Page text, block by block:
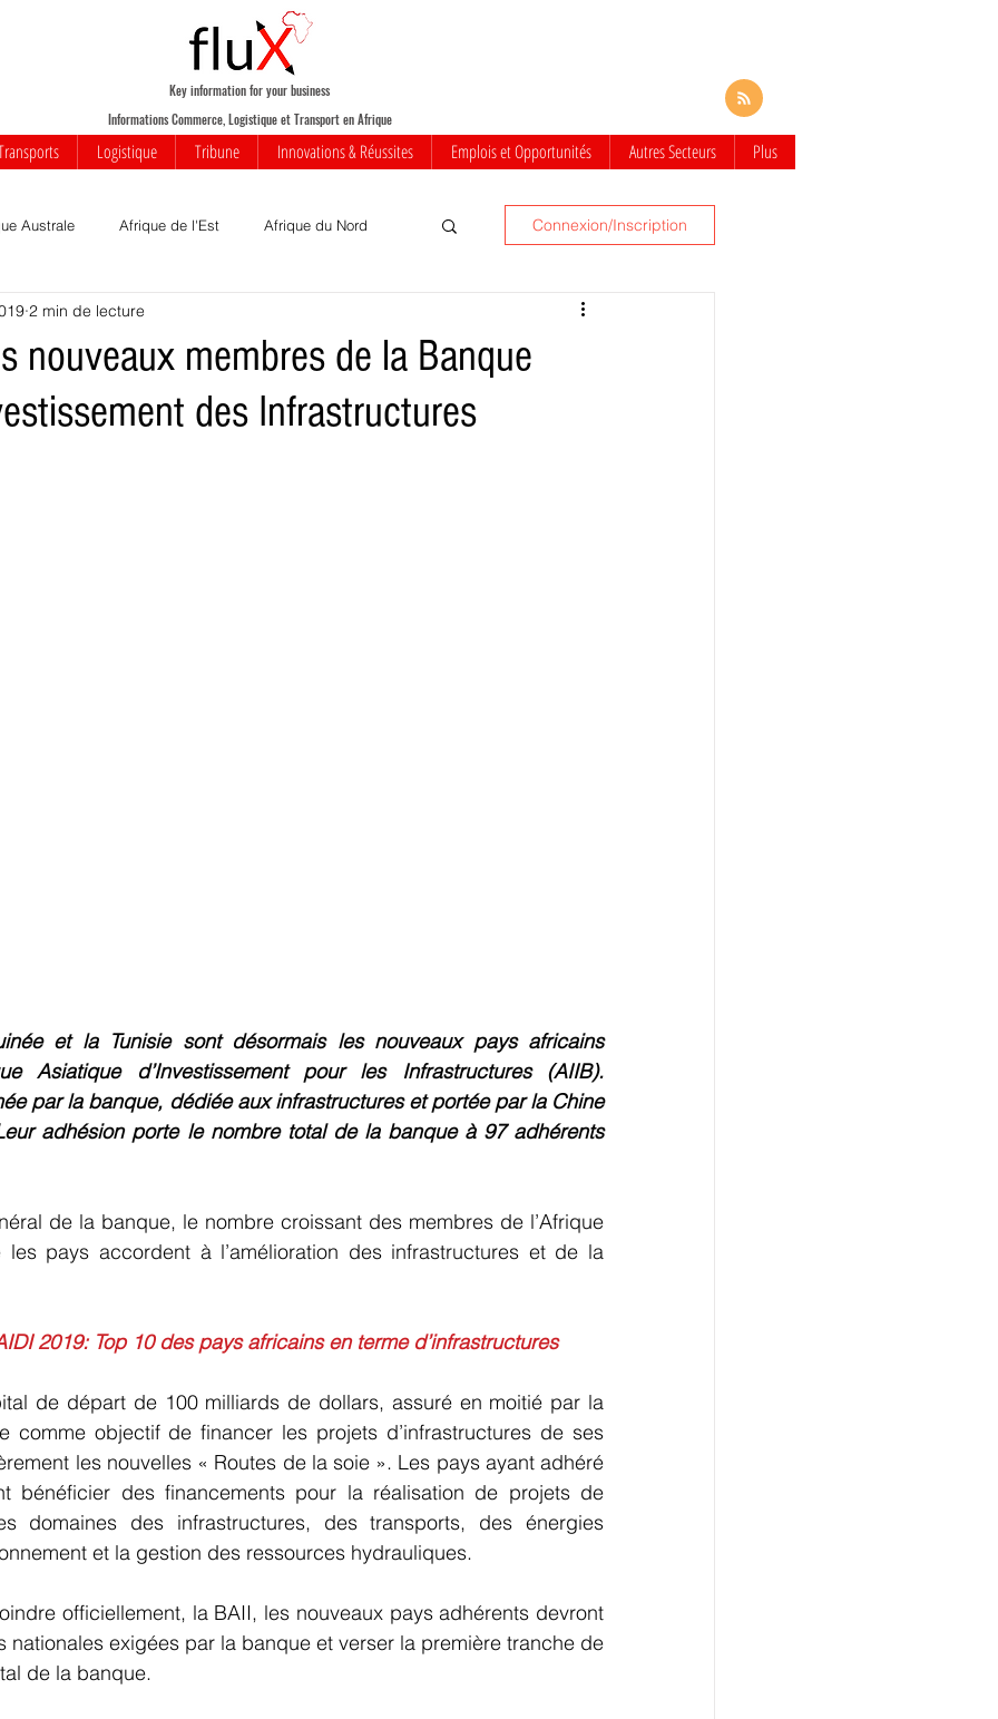
Informations Commerce, Logistique et Transport en Afrique
Logistique Tribune Innovations & Réussites Emplois et Opportunités Autres Secteurs Plus
Key information for your business
Australe Afrique de l'Est Afrique du Nord
Votre communauté
Innovations Transports Transport aérien
Connexion/Inscription
nouveaux membres de la Banque
des Infrastructures
2 min de lecture
et la Tunisie sont désormais les nouveaux pays africains
Asiatique d’Investissement pour les Infrastructures (AIIB).
par la banque, dédiée aux infrastructures et portée par la Chine
adhésion porte le nombre total de la banque à 97 adhérents
de la banque, le nombre croissant des membres de l’Afrique
les pays accordent à l’amélioration des infrastructures et de la
2019: Top 10 des pays africains en terme d’infrastructures
de départ de 100 milliards de dollars, assuré en moitié par la
comme objectif de financer les projets d’infrastructures de ses
les nouvelles « Routes de la soie ». Les pays ayant adhéré
bénéficier des financements pour la réalisation de projets de
domaines des infrastructures, des transports, des énergies
et la gestion des ressources hydrauliques.
officiellement, la BAII, les nouveaux pays adhérents devront
nationales exigées par la banque et verser la première tranche de
de la banque.